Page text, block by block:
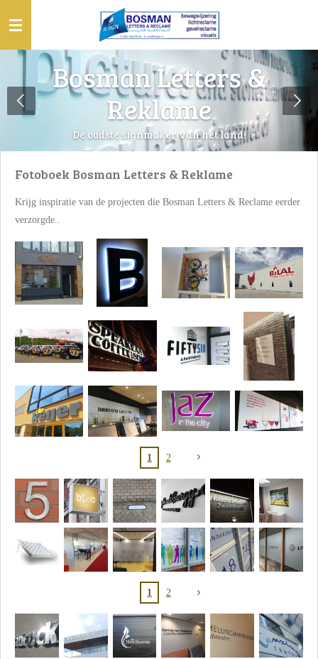
direct
naar
hoofdinhoudBosman Letters &
Reklame
De oudste signmaker van het land!
Fotoboek Bosman Letters & Reklame
Krijg inspiratie van de projecten die Bosman Letters & Reclame eerder
verzorgde..
1 2
1 2